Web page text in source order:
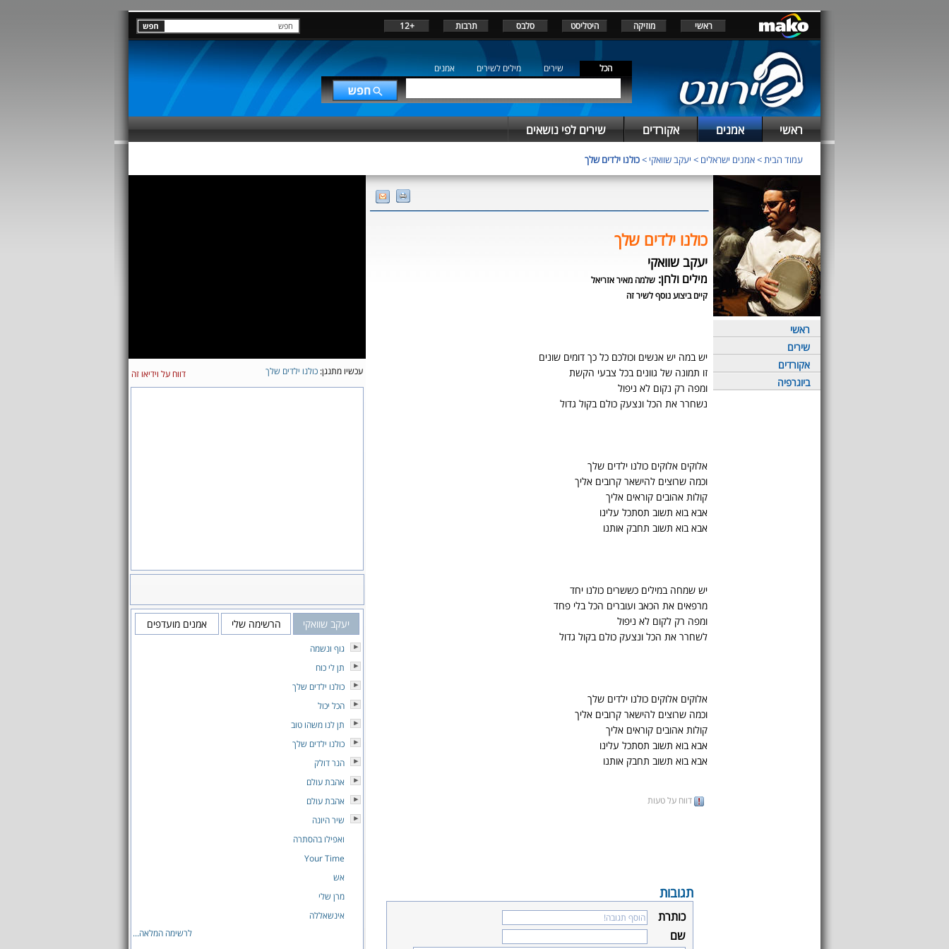
ראשי מוזיקה היטליסט סלבס תרבות +12
הכל שירים מילים לשירים אמנים
ראשי אמנים אקורדים שירים לפי נושאים
עמוד הבית>אמנים ישראלים > יעקב שוואקי >כולנו ילדים שלך
ראשי
שירים
אקורדים
ביוגרפיה
כולנו ילדים שלך
יעקב שוואקי
מילים ולחן: שלמה מאיר אזריאל
קיים ביצוע נוסף לשיר זה
יש במה יש אנשים וכולכם כל כך דומים שונים
זו תמונה של גוונים בכל צבעי הקשת
ומפה רק נקום לא ניפול
נשחרר את הכל ונצעק כולם בקול גדול
אלוקים אלוקים כולנו ילדים שלך
וכמה שרוצים להישאר קרובים אליך
קולות אהובים קוראים אליך
אבא בוא תשוב תסתכל עלינו
אבא בוא תשוב תחבק אותנו
יש שמחה במילים כששרים כולנו יחד
מרפאים את הכאב ועוברים הכל בלי פחד
ומפה רק לקום לא ניפול
לשחרר את הכל ונצעק כולם בקול גדול
אלוקים אלוקים כולנו ילדים שלך
וכמה שרוצים להישאר קרובים אליך
קולות אהובים קוראים אליך
אבא בוא תשוב תסתכל עלינו
אבא בוא תשוב תחבק אותנו
דווח על טעות
תגובות
כותרת
שם
עכשיו מתנגן: כולנו ילדים שלך דווח על וידיאו זה
יעקב שוואקי הרשימה שלי אמנים מועדפים
גוף ונשמה
תן לי כוח
כולנו ילדים שלך
הכל יכול
תן לנו משהו טוב
כולנו ילדים שלך
הנר דולק
אהבת עולם
אהבת עולם
שיר היונה
ואפילו בהסתרה
Your Time
אש
מרן שלי
אינשאללה
לרשימה המלאה...